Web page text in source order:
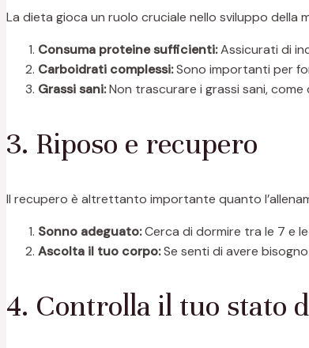
La dieta gioca un ruolo cruciale nello sviluppo della
Consuma proteine sufficienti:Assicurati di
Carboidrati complessi:Sono importanti per
Grassi sani:Non trascurare i grassi sani, come
3. Riposo e recupero
Il recupero è altrettanto importante quanto
Sonno adeguato:Cerca di dormire tra le 7 e
Ascolta il tuo corpo:Se senti di avere
4. Controlla il tuo stato